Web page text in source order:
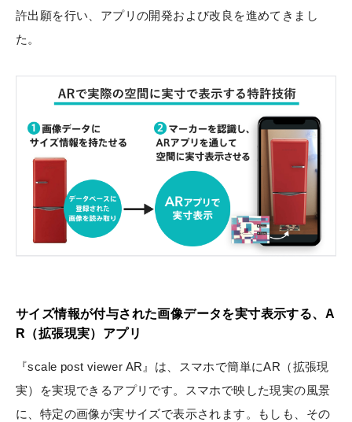
許出願を行い、アプリの開発および改良を進めてきまし
た。
サイズ情報が付与された画像データを実寸表示する、A
R（拡張現実）アプリ
『scale post viewer AR』は、スマホで簡単にAR（拡張現
実）を実現できるアプリです。スマホで映した現実の風景
に、特定の画像が実サイズで表示されます。もしも、その